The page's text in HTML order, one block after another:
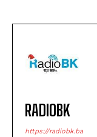
RADIOBK
https://radiobk.ba